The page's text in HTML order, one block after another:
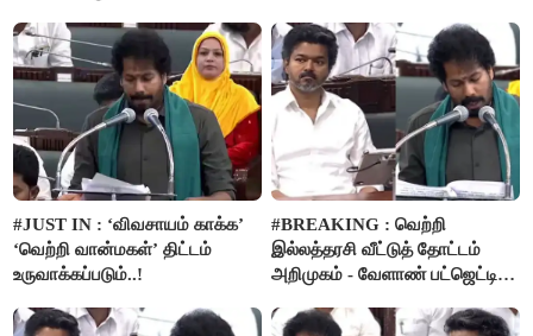
பம்புசெட் வழங்கப்படும்..!
#JUST IN : ‘விவசாயம் காக்க’
‘வெற்றி வான்மகள்’ திட்டம்
உருவாக்கப்படும்..!
#BREAKING : வெற்றி
இல்லத்தரசி வீட்டுத் தோட்டம்
அறிமுகம் - வேளாண் பட்ஜெட்டில்